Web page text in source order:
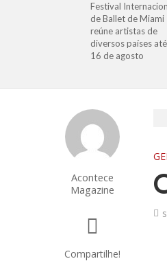
Festival
de Ballet de Miami
reúne artistas de
diversos países até
16 de agosto
Acontece
Magazine
Compartilhe!